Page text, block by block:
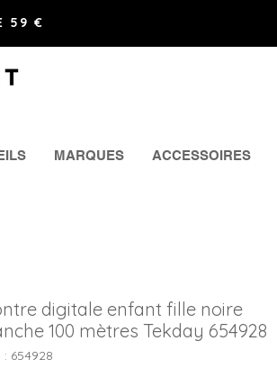
59 €
MARQUES ACCESSOIRES
digitale enfant fille noire
100 mètres Tekday 654928
: 654928